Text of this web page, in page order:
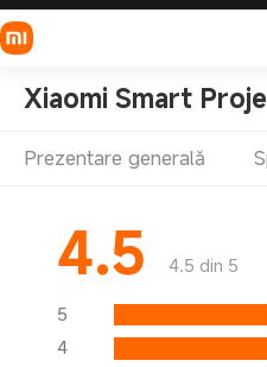
Xiaomi Smart
Prezentare generală
4.5 4.5 din 5
5
4